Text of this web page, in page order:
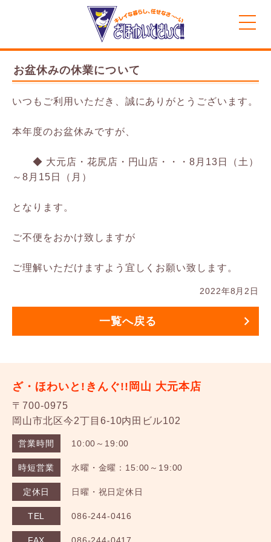
MENU
お盆休みの休業について
いつもご利用いただき、誠にありがとうございます。
本年度のお盆休みですが、
◆ 大元店・花尻店・円山店・・・8月13日（土）
～8月15日（月）
となります。
ご不便をおかけ致しますが
ご理解いただけますよう宜しくお願い致します。
2022年8月2日
一覧へ戻る
ざ・ほわいと!きんぐ!!岡山 大元本店
〒700-0975
岡山市北区今2丁目6-10内田ビル102
営業時間 10:00～19:00
時短営業 水曜・金曜：15:00～19:00
定休日 日曜・祝日定休日
TEL 086-244-0416
FAX 086-244-0417